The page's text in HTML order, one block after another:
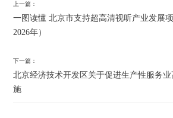
上一篇：
一图读懂 北京市支持超高清视听产业发展
2026年）
下一篇：
北京经济技术开发区关于促进生产性服务
施